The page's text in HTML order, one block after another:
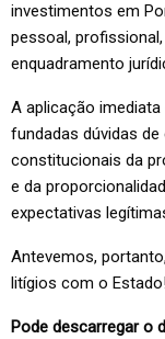
investimentos em
pessoal,
enquadramento
A aplicação
fundadas dúvidas
constitucionais da
e da
expectativas
Antevemos,
litígios com o
Pode descarregar o